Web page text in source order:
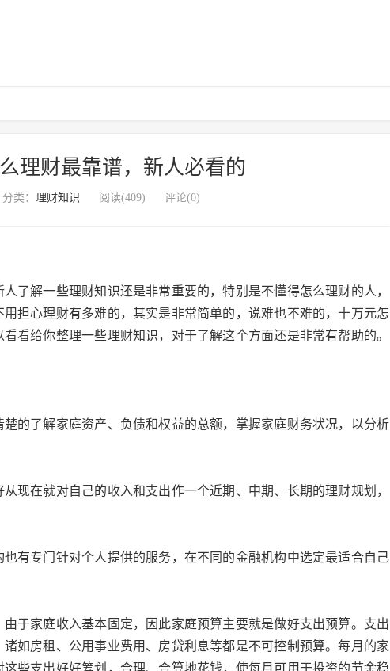
理财最靠谱，新人必看的
分类： 理财知识 阅读(409) 评论(0)
了解一些理财知识还是非常重要的，特别是不懂得怎么理财的人，
担心理财有多难的，其实是非常简单的，说难也不难的，十万元怎
看给你整理一些理财知识，对于了解这个方面还是非常有帮助的。
的了解家庭资产、负债和权益的总额，掌握家庭财务状况，以分析
现在就对自己的收入和支出作一个近期、中期、长期的理财规划，
有专门针对个人提供的服务，在不同的金融机构中选定最适合自己
于家庭收入基本固定，因此家庭预算主要就是做好支出预算。支出
如房租、公用事业费用、房贷利息等都是不可控制预算。每月的家
些支出好好筹划，合理、合算地花钱，使每月可用于投资的节余稳